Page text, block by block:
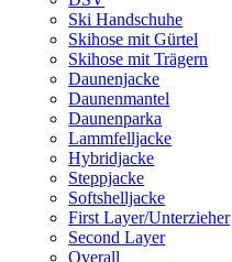
Ski Handschuhe
Skihose mit Gürtel
Skihose mit Trägern
Daunenjacke
Daunenmantel
Daunenparka
Lammfelljacke
Hybridjacke
Steppjacke
Softshelljacke
First Layer/Unterzieher
Second Layer
Overall